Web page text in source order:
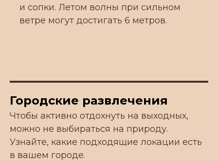
и сопки. Летом волны при сильном
ветре могут достигать 6 метров.
Городские развлечения
Чтобы активно отдохнуть на выходных,
можно не выбираться на природу.
Узнайте, какие подходящие локации есть
в вашем городе.
Телефон для связи:
КОНТАКТЫ